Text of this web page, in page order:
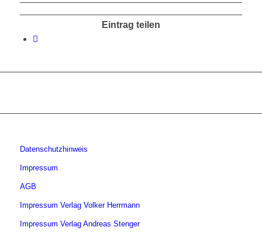
Eintrag teilen
Datenschutzhinweis
Impressum
AGB
Impressum Verlag Volker Herrmann
Impressum Verlag Andreas Stenger